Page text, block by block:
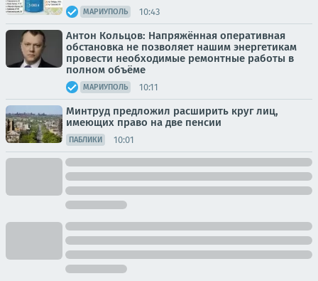
МАРИУПОЛЬ 10:43
Антон Кольцов: Напряжённая оперативная
обстановка не позволяет нашим энергетикам
провести необходимые ремонтные работы в
полном объёме
МАРИУПОЛЬ 10:11
Минтруд предложил расширить круг лиц,
имеющих право на две пенсии
ПАБЛИКИ 10:01